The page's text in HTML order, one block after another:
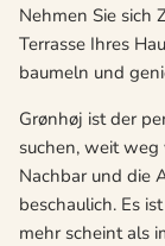
Nehmen Sie sich
Terrasse Ihres
baumeln und
Grønhøj ist der
suchen, weit
Nachbar und die
beschaulich. Es
mehr scheint als